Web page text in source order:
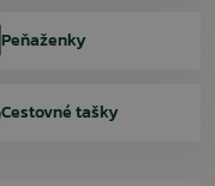
Peňaženky
Cestovné tašky